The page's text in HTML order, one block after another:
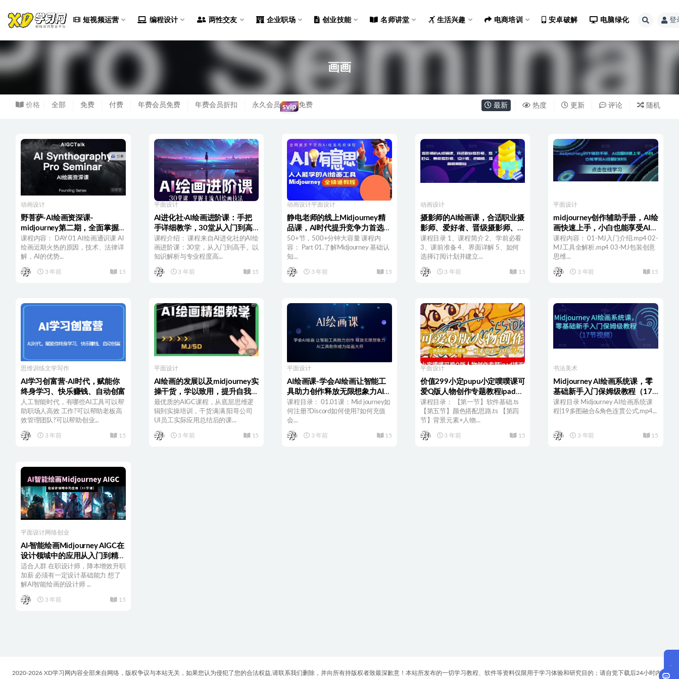
短视频运营 编程设计 两性交友 企业职场 创业技能 名师讲堂 生活兴趣 电商培训 安卓破解 电脑绿化 登
画画
价格 全部 免费 付费 年费会员免费 年费会员折扣 永久会员 svip 免费 最新 热度 更新 评论 随机
动画设计
野菩萨-AI绘画资深课-
midjourney第二期，全面掌握AI
绘画技巧
课程内容： DAY 01 AI绘画通识课 Al
绘画近期火热的原因，技术、法律详
解，AI的优势...
3 年前 15
平面设计
AI进化社·AI绘画进阶课：手把
手详细教学，30堂从入门到高
手，掌握主流AI绘画技法
课程介绍： 课程来自AI进化社的AI绘
画进阶课：30堂，从入门到高手。以
知识解析与专业程度高...
3 年前 15
动画设计平面设计
静电老师的线上Midjourney精
品课，AI时代提升竞争力首选，
人人都能学的AI绘画工具
50+节，500+分钟大容量 课程内
容： Part 01.了解Midjourney 基础认
知...
3 年前 15
动画设计
摄影师的AI绘画课，合适职业摄
影师、爱好者、晋级摄影师、设
计师、绘画师、插画师等职业
课程目录 1、课程简介 2、学前必看
3、课前准备 4、界面详解 5、如何
选择订阅计划并建立...
3 年前 15
平面设计
midjourney创作辅助手册，AI绘
画快速上手，小白也能享受AI绘
画的快乐
课程内容： 01-MJ入门介绍.mp4 02-
MJ工具全解析.mp4 03-MJ包装创意
思维...
3 年前 15
思维训练文学写作
AI学习创富营-AI时代，赋能你
终身学习、快乐赚钱、自动创富
人工智能时代，有哪些AI工具可以帮
助职场人高效 工作?可以帮助老板高
效管理团队?可以帮助创业...
3 年前 15
平面设计
AI绘画的发展以及midjourney实
操干货，学以致用，提升自我，
充分掌握midjiurney的应用
最优质的AIGC课程，从底层思维逻
辑到实操培训，干货满满 阳哥公司
UI员工实际应用总结后的课...
3 年前 15
平面设计
AI绘画课-学会AI绘画让智能工
具助力创作释放无限想象力AI工
具助你成为绘画大师
课程目录： 01.01课：Mid journey如
何注册?Discord如何使用?如何充值
会...
3 年前 15
平面设计
价值299小定pupu小定噗噗课可
爱Q版人物创作专题教程ipad插
画课程
课程目录： 【第一节】软件基础.ts
【第五节】颜色搭配思路.ts 【第四
节】背景元素+人物...
3 年前 15
书法美术
Midjourney AI绘画系统课，零
基础新手入门保姆级教程（17
节视频）
课程目录 Midjourney AI绘画系统课
程|19多图融合&角色连贯公式.mp4...
3 年前 15
平面设计网络创业
AI·智能绘画Midjourney AIGC在
设计领域中的应用从入门到精通
（11节课）
适合人群 在职设计师，降本增效升职
加薪 必须有一定设计基础能力 想了
解AI智能绘画的设计师 ...
3 年前 15
2020-2026 XD学习网内容全部来自网络，版权争议与本站无关，如果您认为侵犯了您的合法权益,请联系我们删除，并向所有持版权者致最深歉意！本站所发布的一切学习教程、软件等资料仅限用于学习体验和研究目的；请自觉下载后24小时内删